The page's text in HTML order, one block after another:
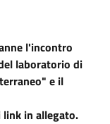
l'incontro
laboratorio di
e il
link in allegato.